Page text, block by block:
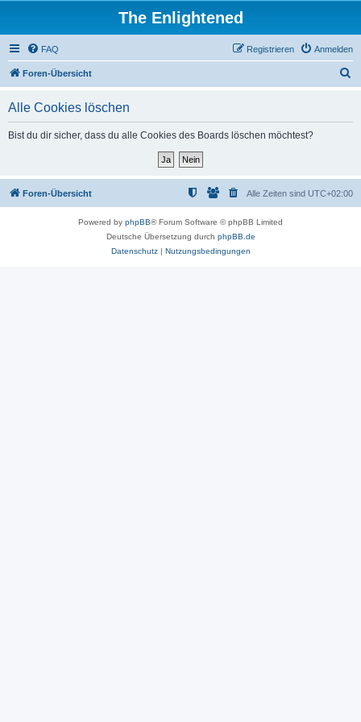
The Enlightened
FAQ Anmelden
Registrieren
Foren-Übersicht
Alle Cookies löschen
Bist du dir sicher, dass du alle Cookies des Boards löschen möchtest?
Foren-Übersicht Alle Zeiten sind UTC+02:00
Powered by phpBB® Forum Software © phpBB Limited
Deutsche Übersetzung durch phpBB.de
Datenschutz| Nutzungsbedingungen